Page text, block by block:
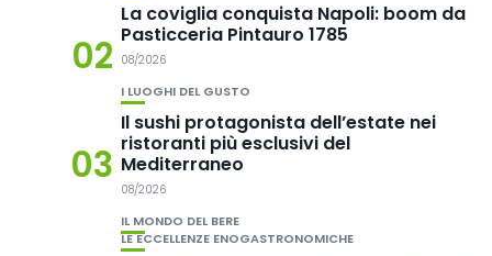
02
La coviglia conquista Napoli: boom da
Pasticceria Pintauro 1785
08/2026
03
I LUOGHI DEL GUSTO
Il sushi protagonista dell’estate nei
ristoranti più esclusivi del
Mediterraneo
08/2026
IL MONDO DEL BERE
LE ECCELLENZE ENOGASTRONOMICHE